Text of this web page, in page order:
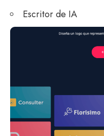
Escritor de IA